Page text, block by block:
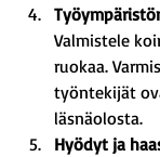
Valmistele
ruokaa.
työntekijät
läsnäolosta.
Hyödyt ja